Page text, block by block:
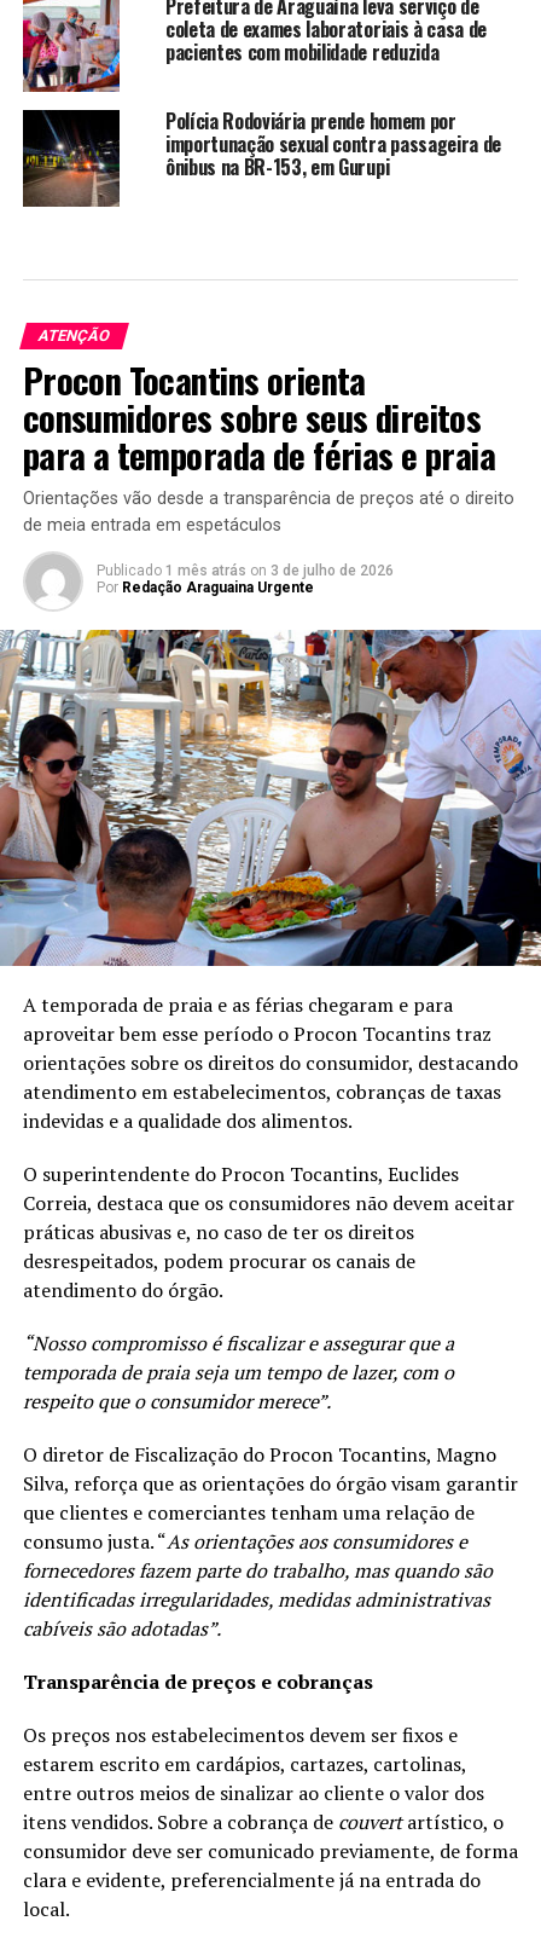
coleta de exames laboratoriais à casa de
pacientes com mobilidade reduzida
Polícia Rodoviária prende homem por
importunação sexual contra passageira de
ônibus na BR-153, em Gurupi
ATENÇÃO
Procon Tocantins orienta
consumidores sobre seus direitos
para a temporada de férias e praia
Orientações vão desde a transparência de preços até o direito
de meia entrada em espetáculos
Publicado 1 mês atrás on 3 de julho de 2026
Por Redação Araguaina Urgente
A temporada de praia e as férias chegaram e para
aproveitar bem esse período o Procon Tocantins traz
orientações sobre os direitos do consumidor, destacando
atendimento em estabelecimentos, cobranças de taxas
indevidas e a qualidade dos alimentos.
O superintendente do Procon Tocantins, Euclides
Correia, destaca que os consumidores não devem aceitar
práticas abusivas e, no caso de ter os direitos
desrespeitados, podem procurar os canais de
atendimento do órgão.
“Nosso compromisso é fiscalizar e assegurar que a
temporada de praia seja um tempo de lazer, com o
respeito que o consumidor merece”.
O diretor de Fiscalização do Procon Tocantins, Magno
Silva, reforça que as orientações do órgão visam garantir
que clientes e comerciantes tenham uma relação de
consumo justa. “As orientações aos consumidores e
fornecedores fazem parte do trabalho, mas quando são
identificadas irregularidades, medidas administrativas
cabíveis são adotadas”.
Transparência de preços e cobranças
Os preços nos estabelecimentos devem ser fixos e
estarem escrito em cardápios, cartazes, cartolinas,
entre outros meios de sinalizar ao cliente o valor dos
itens vendidos. Sobre a cobrança de couvertartístico, o
consumidor deve ser comunicado previamente, de forma
clara e evidente, preferencialmente já na entrada do
local.